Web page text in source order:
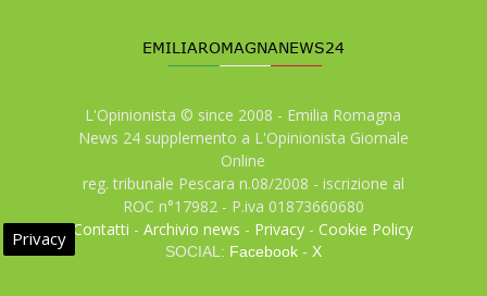
L'Opinionista © since 2008 - Emilia Romagna
News 24 supplemento a L'Opinionista Giornale
Online
reg. tribunale Pescara n.08/2008 - iscrizione al
ROC n°17982 - P.iva 01873660680
Contatti -Archivio news - Privacy -Cookie Policy
SOCIAL: Facebook- X
Privacy